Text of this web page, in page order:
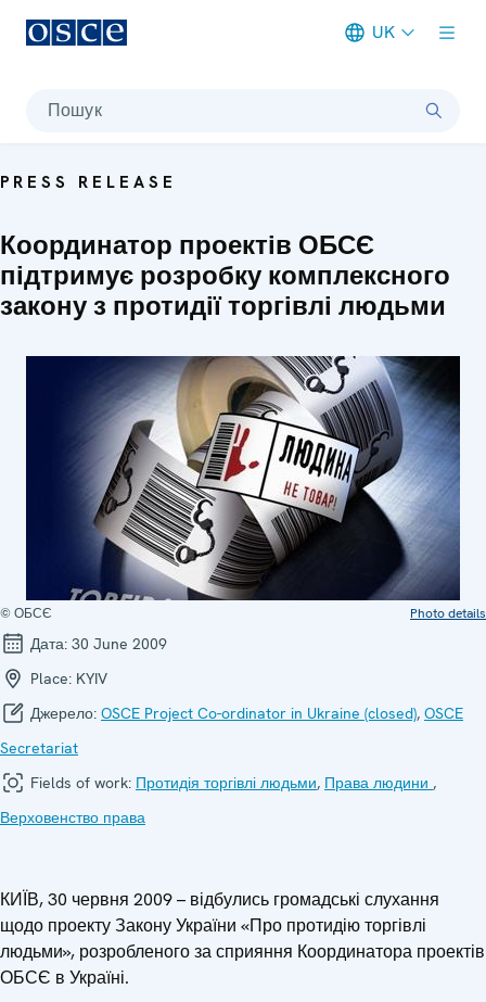
UK
Пошук
PRESS RELEASE
Координатор проектів ОБСЄ
підтримує розробку комплексного
закону з протидії торгівлі людьми
© ОБСЄ Photo details
Дата: 30 June 2009
Place: KYIV
Джерело: OSCE Project Co-ordinator in Ukraine (closed), OSCE
Secretariat
Fields of work: Протидія торгівлі людьми, Права людини ,
Верховенство права
КИЇВ, 30 червня 2009 – відбулись громадські слухання
щодо проекту Закону України «Про протидію торгівлі
людьми», розробленого за сприяння Координатора проектів
ОБСЄ в Україні.